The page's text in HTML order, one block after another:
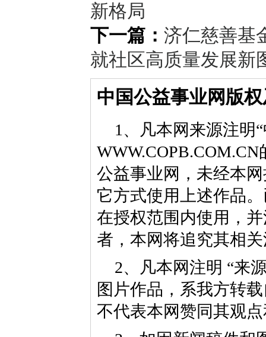
新格局
下一篇： 济仁慈善基
就社区高质量发展新
中国公益事业网版
1、凡本网来源注明
公益事业网，未经本
它方式使用上述作品
在授权范围内使用，
者，本网将追究其相
2、凡本网注明 “来
图片作品，系我方转
不代表本网赞同其观